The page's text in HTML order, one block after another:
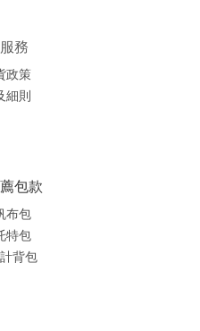
務
政策
細則
包款
布包
特包
背包